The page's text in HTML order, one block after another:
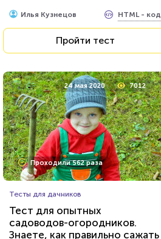
Илья Кузнецов HTML - код
Пройти тест
24 мая 2020 7012
Проходили 562 раза
Тесты для дачников
Тест для опытных
садоводов-огородников.
Знаете, как правильно сажать